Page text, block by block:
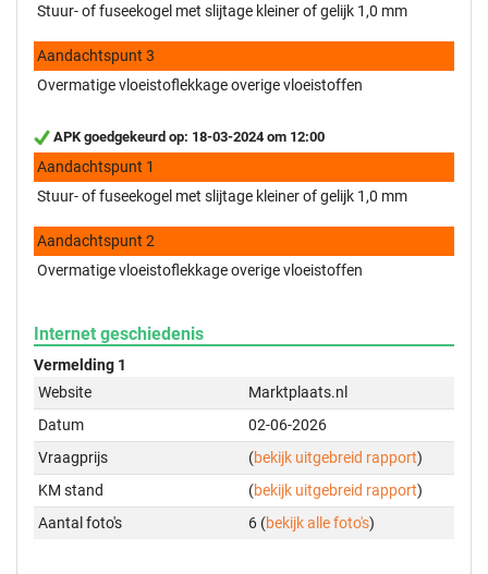
Stuur- of fuseekogel met slijtage kleiner of gelijk 1,0 mm
Aandachtspunt 3
Overmatige vloeistoflekkage overige vloeistoffen
APK goedgekeurd op: 18-03-2024 om 12:00
Aandachtspunt 1
Stuur- of fuseekogel met slijtage kleiner of gelijk 1,0 mm
Aandachtspunt 2
Overmatige vloeistoflekkage overige vloeistoffen
Internet geschiedenis
Vermelding 1
Website
Marktplaats.nl
Datum
02-06-2026
Vraagprijs
(bekijk uitgebreid rapport)
KM stand
(bekijk uitgebreid rapport)
Aantal foto's
6 (bekijk alle foto's)